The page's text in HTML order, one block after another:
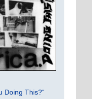
Doing This?“